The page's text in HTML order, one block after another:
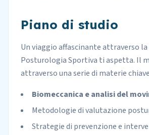
Piano di studio
Un viaggio affascinante attraverso
Posturologia Sportiva ti aspetta. Il
attraverso una serie di materie
Biomeccanica e analisi del
Metodologie di valutazione
Strategie di prevenzione e